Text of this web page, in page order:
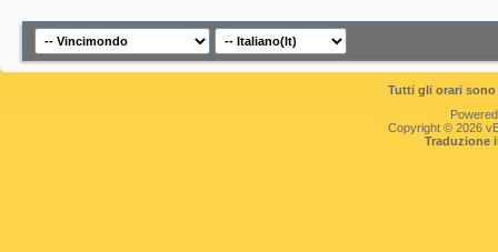
Tutti gli orari
Copyright © 2026
Traduzione